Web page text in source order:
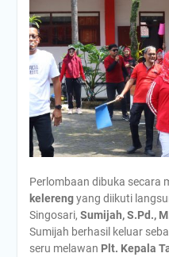
Perlombaan dibuka secara
kelerengyang diikuti
Singosari, Sumijah, S.Pd.,
Sumijah berhasil keluar
seru melawan Plt. Kepala